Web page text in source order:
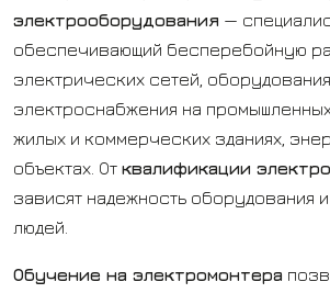
электрооборудования —
обеспечивающий бесперебойную
электрических сетей,
электроснабжения на
жилых и коммерческих зданиях,
объектах. От квалификации
зависят надежность оборудования
людей.
Обучение на электромонтера